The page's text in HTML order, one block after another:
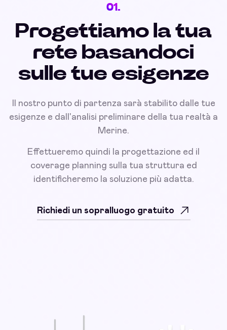
01.
Progettiamo la tua
rete basandoci
sulle tue esigenze
Il nostro punto di partenza sarà stabilito dalle tue
esigenze e dall'analisi preliminare della tua realtà a
Merine.
Effettueremo quindi la progettazione ed il
coverage planning sulla tua struttura ed
identificheremo la soluzione più adatta.
Richiedi un sopralluogo gratuito